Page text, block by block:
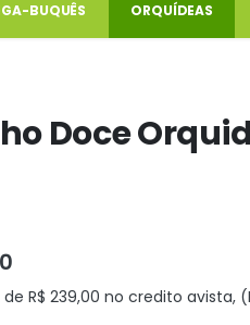
BUQUÊS ORQUÍDEAS
Doce
de R$ 239,00 no credito avista,